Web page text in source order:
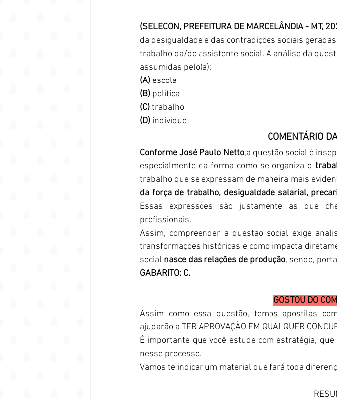
(SELECON, PREFEITURA DE MARCELÂNDIA - MT,
da desigualdade e das contradições sociais
trabalho da/do assistente social. A análise da
assumidas pelo(a):
(A) escola
(B) política
(C) trabalho
(D) indivíduo
COMENTÁRIO
Conforme José Paulo Netto,a questão social é
especialmente da forma como se organiza o
trabalho que se expressam de maneira mais
da força de trabalho, desigualdade salarial,
Essas expressões são justamente as que
profissionais.
Assim, compreender a questão social exige
transformações históricas e como impacta
social nasce das relações de produção, sendo,
GABARITO: C.
GOSTOU DO
Assim como essa questão, temos apostilas
ajudarão a TER APROVAÇÃO EM QUALQUER
É importante que você estude com estratégia,
nesse processo.
Vamos te indicar um material que fará toda